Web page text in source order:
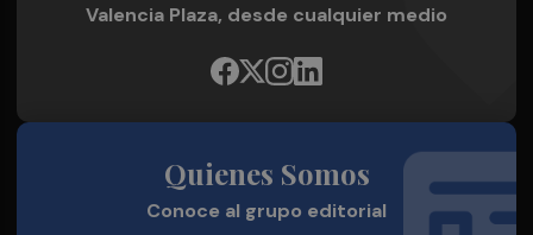
Valencia Plaza, desde cualquier medio
Quienes Somos
Conoce al grupo editorial